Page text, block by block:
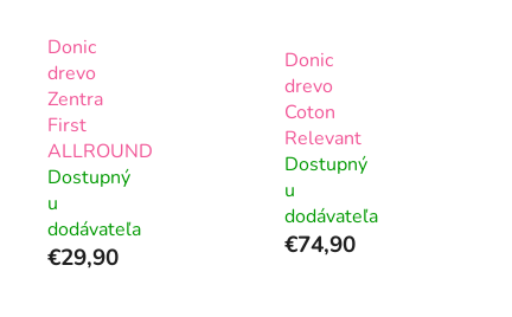
Donic
drevo
Zentra
First
ALLROUND
Dostupný
u
dodávateľa
€29,90
Donic
drevo
Coton
Relevant
Dostupný
u
dodávateľa
€74,90